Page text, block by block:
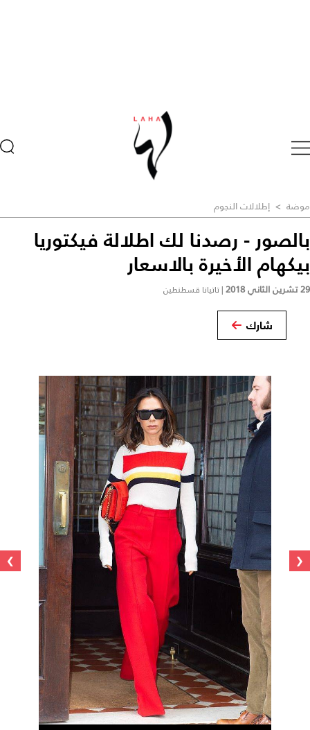
موضة > إطلالات النجوم
بالصور - رصدنا لك اطلالة فيكتوريا
بيكهام الأخيرة بالاسعار ‎
29 تشرين الثاني 2018 |تاتيانا قسطنطين
شارك
‹
›